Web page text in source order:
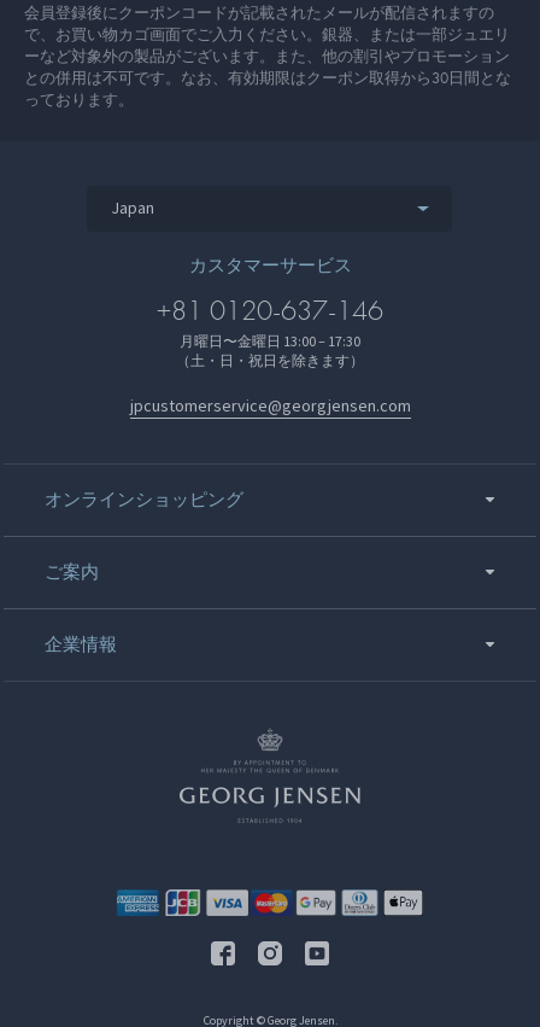
会員登録後にクーポンコードが記載されたメールが配信されますの
で、お買い物カゴ画面でご入力ください。銀器、または一部ジュエリ
ーなど対象外の製品がございます。また、他の割引やプロモーション
との併用は不可です。なお、有効期限はクーポン取得から30日間とな
っております。
Japan
カスタマーサービス
+81 0120-637-146
月曜日〜金曜日 13:00 – 17:30
（土・日・祝日を除きます）
jpcustomerservice@georgjensen.com
オンラインショッピング
ご案内
企業情報
Copyright © Georg Jensen.